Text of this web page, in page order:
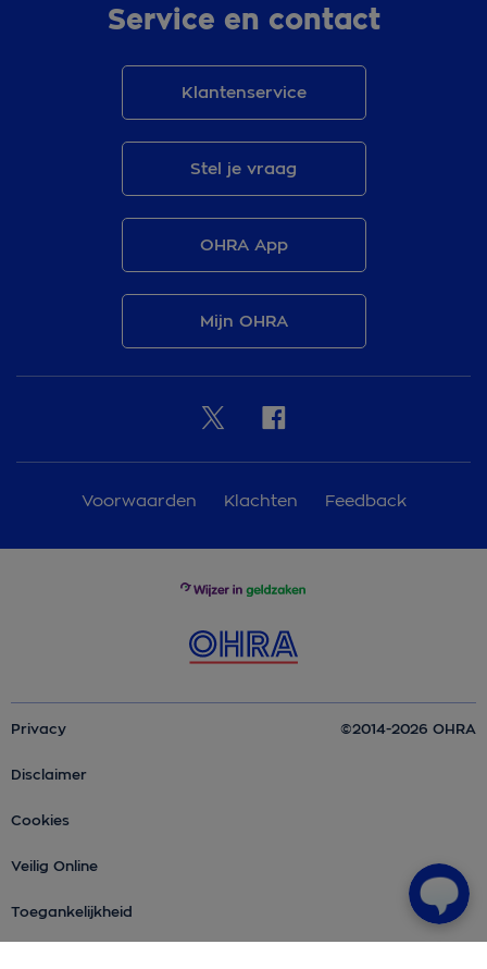
Service en contact
Klantenservice
Stel je vraag
OHRA App
Mijn OHRA
Voorwaarden Klachten Feedback
Privacy
Disclaimer
Cookies
Veilig Online
Toegankelijkheid
©2014-2026 OHRA